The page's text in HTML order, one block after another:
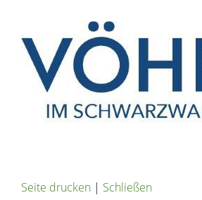
Seite drucken | Schließen